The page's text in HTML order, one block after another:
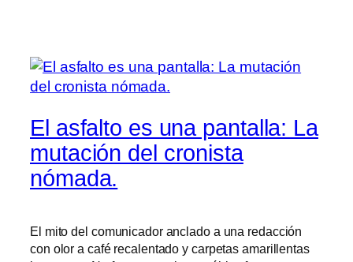
El asfalto es una pantalla: La
mutación del cronista
nómada.
El mito del comunicador anclado a una redacción
con olor a café recalentado y carpetas amarillentas